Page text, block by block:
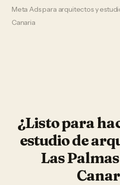
Meta Adspara arquitectos y
Canaria
¿Listo para
estudio de
Las